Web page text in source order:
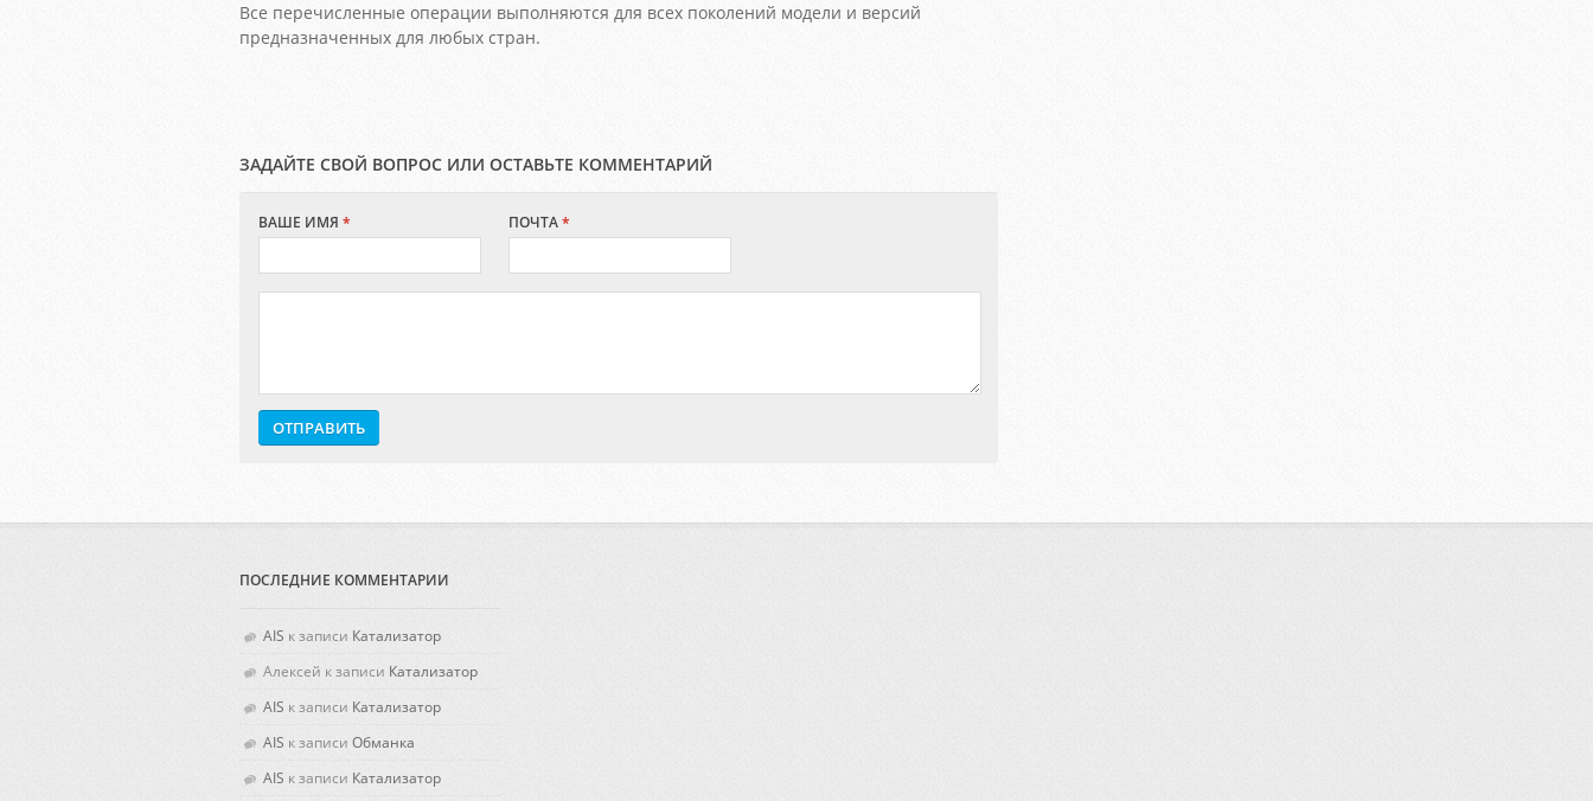
Все перечисленные операции выполняются для всех поколений модели и версий
предназначенных для любых стран.
ЗАДАЙТЕ СВОЙ ВОПРОС ИЛИ ОСТАВЬТЕ КОММЕНТАРИЙ
ВАШЕ ИМЯ* ПОЧТА*
ПОСЛЕДНИЕ КОММЕНТАРИИ
AIS к записи Катализатор
Алексей к записи Катализатор
AIS к записи Катализатор
AIS к записи Обманка
AIS к записи Катализатор